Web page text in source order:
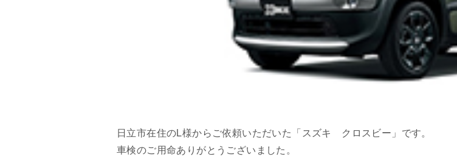
日立市在住のL様からご依頼いただいた「スズキ クロスビー」です。
車検のご用命ありがとうございました。